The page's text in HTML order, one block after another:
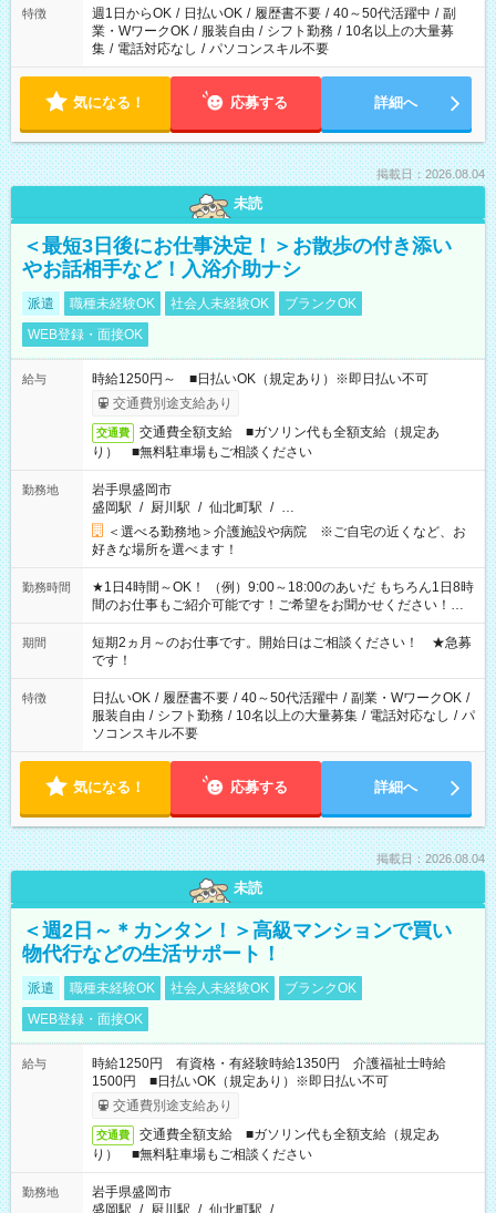
必要な場合も遠慮なくご相談ください。
特徴 週1日からOK / 日払いOK / 履歴書不要 / 40～50代活躍中 / 副
業・WワークOK / 服装自由 / シフト勤務 / 10名以上の大量募
集 / 電話対応なし / パソコンスキル不要
気になる！ 応募する 詳細へ
掲載日：2026.08.04
未読
＜最短3日後にお仕事決定！＞お散歩の付き添い
やお話相手など！入浴介助ナシ
派遣 職種未経験OK 社会人未経験OK
ブランクOK
WEB登録・面接OK
給与
時給1250円～ ■日払いOK（規定あり）※即日払い不可
交通費別途支給あり
交通費
交通費全額支給 ■ガソリン代も全額支給（規定あ
り） ■無料駐車場もご相談ください
勤務地
岩手県盛岡市
盛岡駅 / 厨川駅 / 仙北町駅 / …
＜選べる勤務地＞介護施設や病院 ※ご自宅の近くなど、お
好きな場所を選べます！
勤務時間
★1日4時間～OK！ （例）9:00～18:00のあいだ もちろん1日8時
間のお仕事もご紹介可能です！ご希望をお聞かせください！★
家庭の都合でお休みが必要な場合も遠慮なくご相談ください。
※週最低15時間以上の勤務が必要です
期間
短期2ヵ月～のお仕事です。開始日はご相談ください！ ★急募
です！
特徴 日払いOK / 履歴書不要 / 40～50代活躍中 / 副業・WワークOK /
服装自由 / シフト勤務 / 10名以上の大量募集 / 電話対応なし / パ
ソコンスキル不要
気になる！ 応募する 詳細へ
掲載日：2026.08.04
未読
＜週2日～＊カンタン！＞高級マンションで買い
物代行などの生活サポート！
派遣 職種未経験OK 社会人未経験OK
ブランクOK
WEB登録・面接OK
給与
時給1250円 有資格・有経験時給1350円 介護福祉士時給
1500円 ■日払いOK（規定あり）※即日払い不可
交通費別途支給あり
交通費
交通費全額支給 ■ガソリン代も全額支給（規定あ
り） ■無料駐車場もご相談ください
勤務地
岩手県盛岡市
盛岡駅 / 厨川駅 / 仙北町駅 / …